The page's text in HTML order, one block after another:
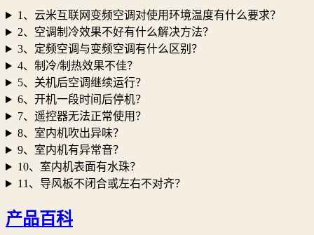
1、云米互联网变频空调对使用环境温度有什么要求？
2、空调制冷效果不好有什么解决方法？
3、定频空调与变频空调有什么区别？
4、制冷/制热效果不佳？
5、关机后空调继续运行？
6、开机一段时间后停机？
7、遥控器无法正常使用？
8、室内机吹出异味？
9、室内机有异常音？
10、室内机表面有水珠？
11、导风板不闭合或左右不对齐？
产品百科